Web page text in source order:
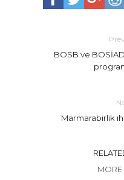
BOSB ve
Marmarabirlik